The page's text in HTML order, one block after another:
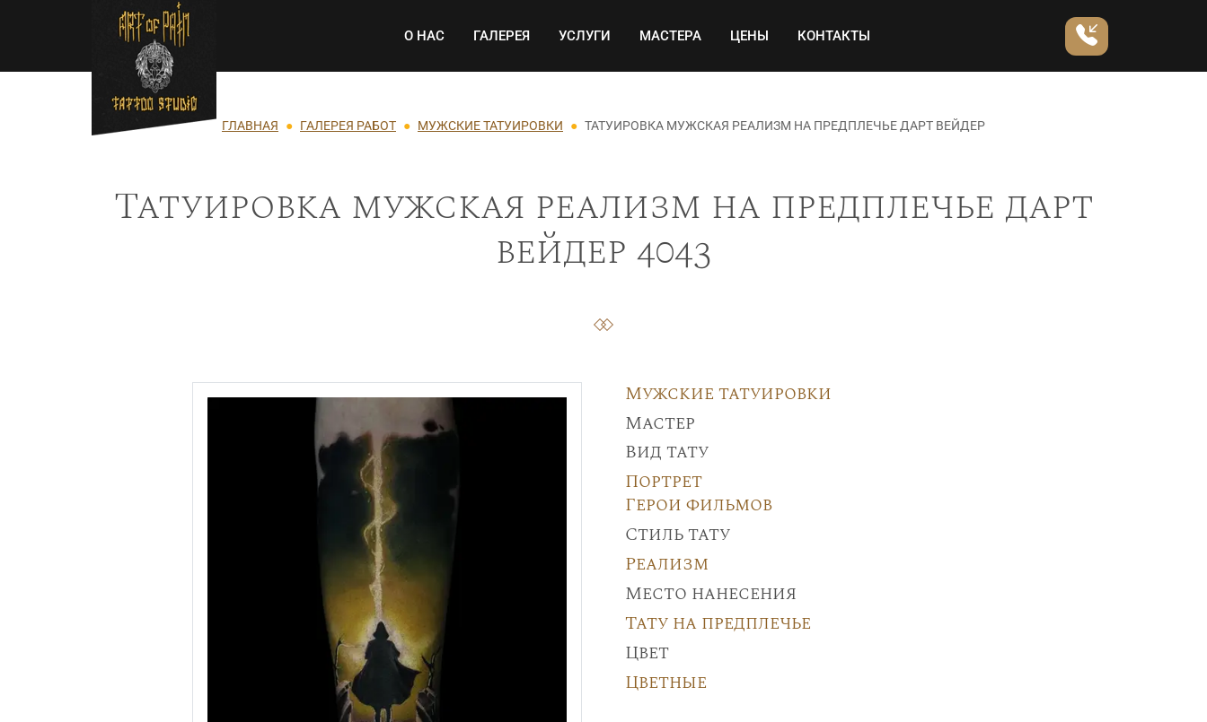
Перейти к основному содержанию Основная навигация
О НАС ГАЛЕРЕЯ УСЛУГИ МАСТЕРА ЦЕНЫ КОНТАКТЫ
Строка навигации
ГЛАВНАЯ ГАЛЕРЕЯ РАБОТ МУЖСКИЕ ТАТУИРОВКИ ТАТУИРОВКА МУЖСКАЯ РЕАЛИЗМ НА ПРЕДПЛЕЧЬЕ ДАРТ ВЕЙДЕР
Татуировка мужская реализм на предплечье дарт
вейдер 4043
Мужские татуировки
Мастер
Вид тату
Портрет
Герои фильмов
Стиль тату
Реализм
Место нанесения
Тату на предплечье
Цвет
Цветные